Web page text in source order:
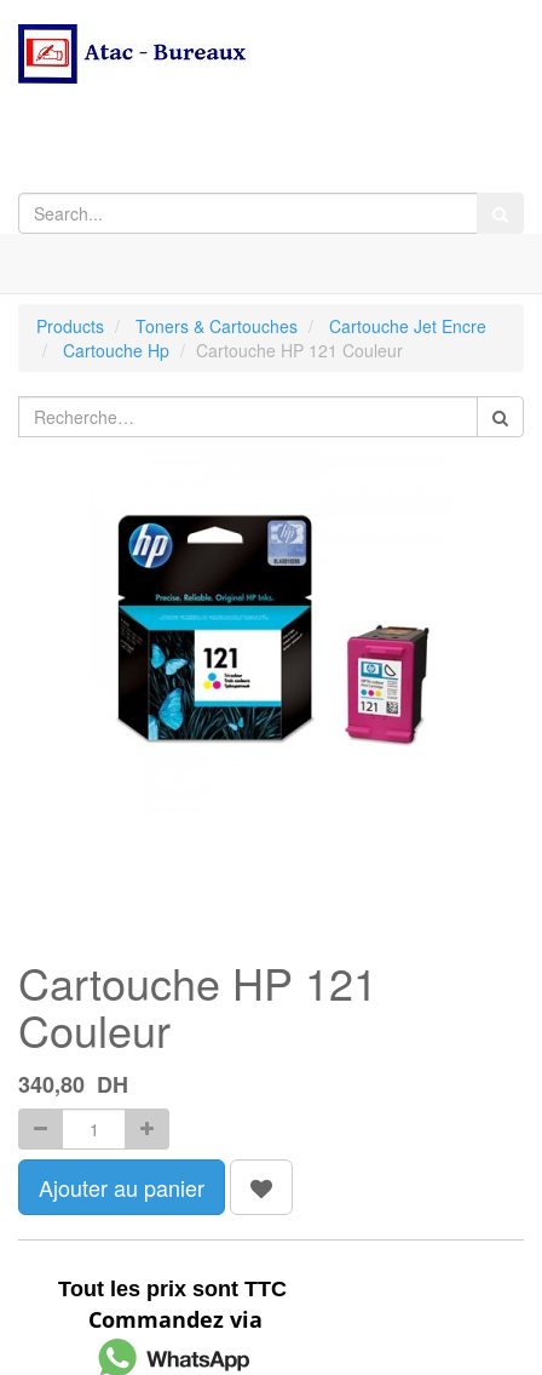
Products Toners & Cartouches
Cartouche Jet Encre
Cartouche Hp
Cartouche HP 121 Couleur
Cartouche HP 121
Couleur
340,80 DH
Ajouter au panier
Tout les prix sont TTC
Commandez via